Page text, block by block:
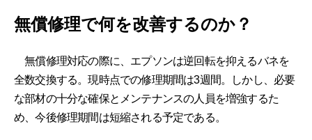
無償修理で何を改善するのか？
無償修理対応の際に、エプソンは逆回転を抑えるバネを
全数交換する。現時点での修理期間は3週間。しかし、必要
な部材の十分な確保とメンテナンスの人員を増強するた
め、今後修理期間は短縮される予定である。